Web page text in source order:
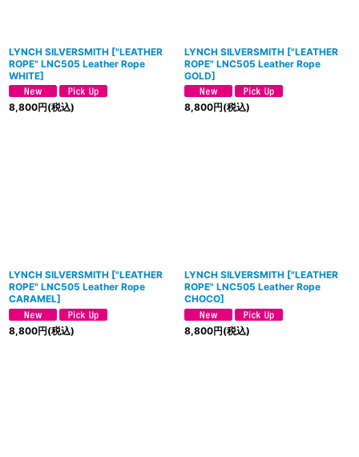
LYNCH SILVERSMITH ["LEATHER
ROPE" LNC505 Leather Rope
WHITE]
8,800円(税込)
LYNCH SILVERSMITH ["LEATHER
ROPE" LNC505 Leather Rope
GOLD]
8,800円(税込)
LYNCH SILVERSMITH ["LEATHER
ROPE" LNC505 Leather Rope
CARAMEL]
8,800円(税込)
LYNCH SILVERSMITH ["LEATHER
ROPE" LNC505 Leather Rope
CHOCO]
8,800円(税込)